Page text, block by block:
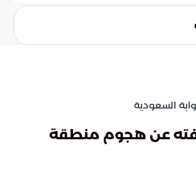
لبنان إلى منطلق لتهديدات قد تجر
لطبيعتها والتركيز على التعافي الاقتصادي.
السعودية
عن هجوم منطقة